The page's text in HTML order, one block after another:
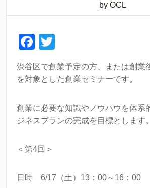
by OCL
F
c
b
o
k
tt
渋谷区で創業予定の方、または創業
を対象とした創業セミナーです。
創業に必要な知識やノウハウを体系
ジネスプランの完成を目標とします。
＜第4回＞
日時 6/17（土）13：00～16：00